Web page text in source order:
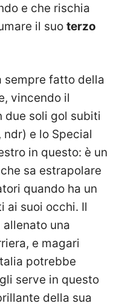
e che rischia
il suo terzo
sempre fatto della
vincendo il
due soli gol subiti
ndr) e lo Special
in questo: è un
sa estrapolare
quando ha un
ai suoi occhi. Il
una
e magari
potrebbe
serve in questo
della sua